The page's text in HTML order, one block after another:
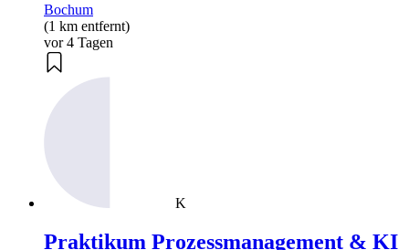
Bochum
(1 km entfernt)
vor 4 Tagen
K
Praktikum Prozessmanagement & KI